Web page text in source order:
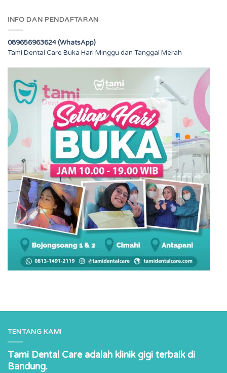
INFO DAN PENDAFTARAN
089656963624 (WhatsApp)
Tami Dental Care Buka Hari Minggu dan Tanggal Merah
TENTANG KAMI
Tami Dental Care adalah klinik gigi terbaik di
Bandung.